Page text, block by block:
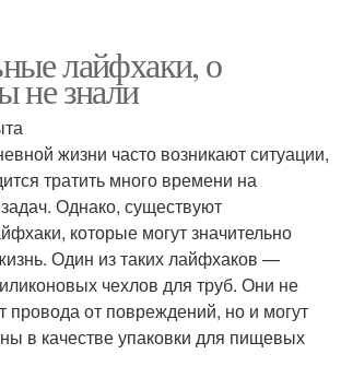
лайфхаки, о
не знали
жизни часто возникают ситуации,
тратить много времени на
Однако, существуют
которые могут значительно
Один из таких лайфхаков —
чехлов для труб. Они не
провода от повреждений, но и могут
в качестве упаковки для пищевых